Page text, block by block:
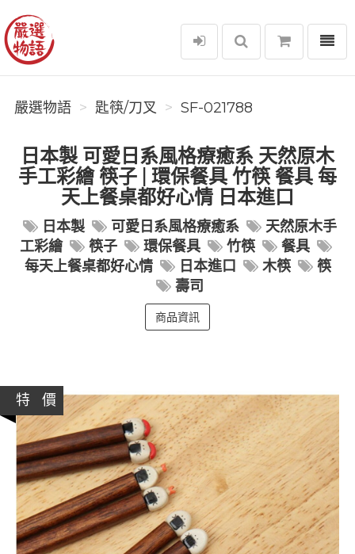
嚴選物語
選單
嚴選物語 匙筷/刀叉 SF-021788
日本製 可愛日系風格療癒系 天然原木
手工彩繪 筷子 | 環保餐具 竹筷 餐具 每
天上餐桌都好心情 日本進口
日本製 可愛日系風格療癒系
天然原木手
工彩繪
筷子 環保餐具 竹筷
餐具
每天上餐桌都好心情
日本進口 木筷
筷
壽司
商品資訊
特 價